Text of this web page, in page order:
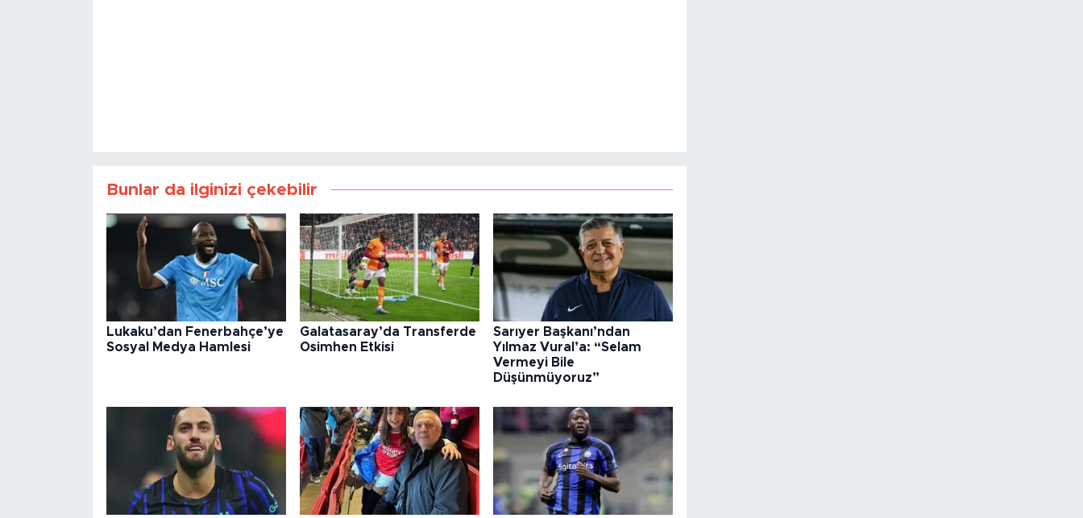
Bunlar da ilginizi çekebilir
Lukaku’dan Fenerbahçe’ye
Sosyal Medya Hamlesi
Galatasaray’da Transferde
Osimhen Etkisi
Sarıyer Başkanı’ndan
Yılmaz Vural’a: “Selam
Vermeyi Bile
Düşünmüyoruz”